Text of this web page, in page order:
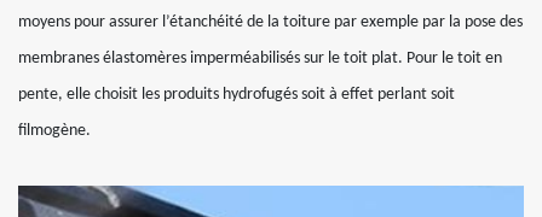
moyens pour assurer l’étanchéité de la toiture par exemple par la pose des
membranes élastomères imperméabilisés sur le toit plat. Pour le toit en
pente, elle choisit les produits hydrofugés soit à effet perlant soit
filmogène.